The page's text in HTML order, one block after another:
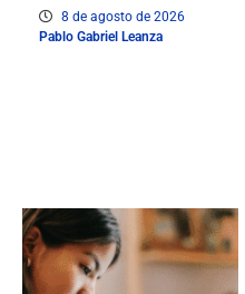
8 de agosto de 2026
Pablo Gabriel Leanza